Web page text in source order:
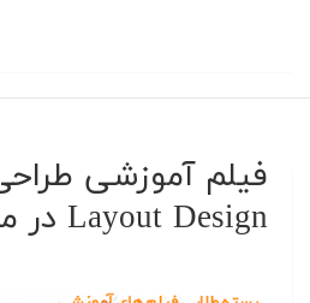
فیلم آموزشی
Layout Design در متلب